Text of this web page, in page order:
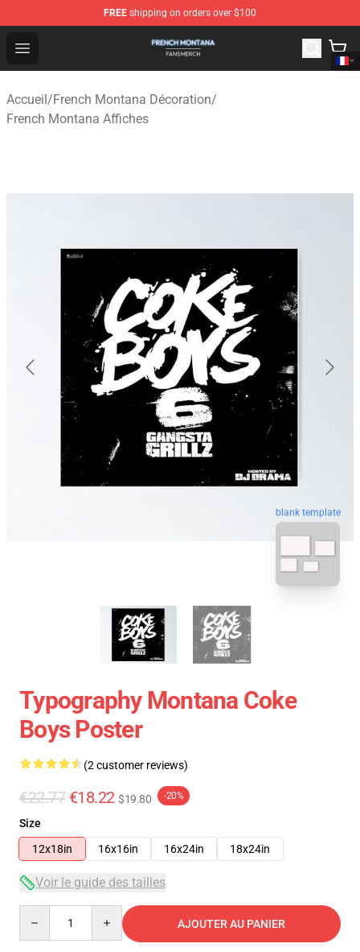
FREE shipping on orders over $100
Open menu
French Montana Shop - Official French Montana
Accueil/French Montana Décoration/
French Montana Affiches
blank template
Typography Montana Coke
Boys Poster
(2 customer reviews)
€22.77 €18.22 $19.80 -20%
Size
12x18in
16x16in 16x24in 18x24in
Voir le guide des tailles
AJOUTER AU PANIER